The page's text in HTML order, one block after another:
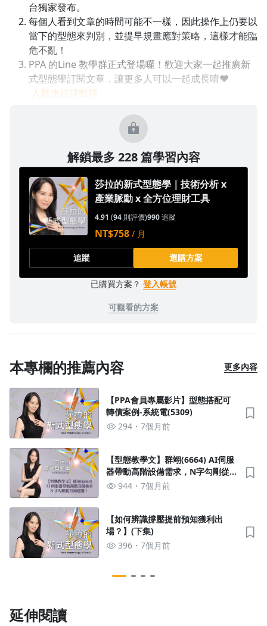
台獨家發布。
每個人看到文章的時間可能不一樣，因此操作上仍要以
當下的型態來判別，並提早規畫應對策略，這樣才能臨
危不亂！
PPA 的Line 教學群正式登場囉！歡迎大家一起推廣新
式型態學訂閱文章，讓更多人可以一起成長唷❤
入群連結請點我
解鎖最多 228 篇學習內容
莎拉的新式型態學｜技術分析 x
產業脈動 x 全方位理財工具
4.91 (94 則評價)990追蹤
NT$758 / 月
追蹤 選購方案
已購買方案？ 登入帳號
可觀看的方案
本專欄的推薦內容 更多內容
【PPA會員專屬影片】型態搭配可
轉債案例-系統電(5309)
294
7個月前
【型態教學文】群翊(6664) AI伺服
器帶動高階設備需求，N字勾剛從月
線起漲！
944 7個月前
【如何辨識撐壓提前預知獲利出
場？】(下集)
396
7個月前
延伸閱讀
沒有待播放的清單
去逛逛